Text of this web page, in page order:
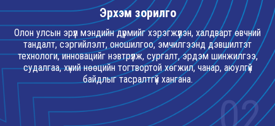
Эрхэм зорилго
Олон улсын эрүүл мэндийн дүрмийг хэрэгжүүлэн, халдварт өвчний
тандалт, сэргийлэлт, оношилгоо, эмчилгээнд дэвшилтэт
технологи, инновацийг нэвтрүүлж, сургалт, эрдэм шинжилгээ,
судалгаа, хүний нөөцийн тогтвортой хөгжил, чанар, аюулгүй
байдлыг тасралтгүй хангана.